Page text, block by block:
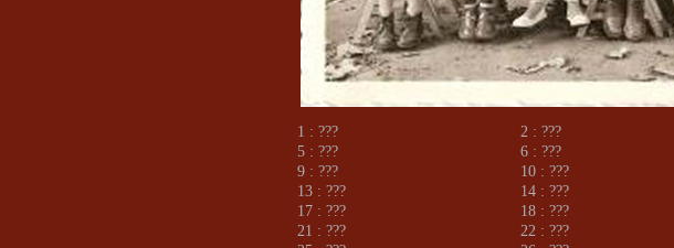
1 : ??? 2 : ???
5 : ???
6 : ???
9 : ???
10 : ???
13 : ???
14 : ???
17 : ???
18 : ???
21 : ???
22 : ???